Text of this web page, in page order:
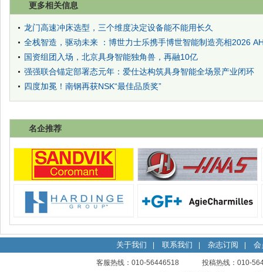
更多相关信息
龙门高速冲床选型，三个维度决定设备能不能用长久
全栈智造，驱动未来 ：博世力士乐携手博世智能制造亮相2026
国资组团入场，北京具身智能独角兽，再融10亿
强强联合锚定部署态元年：爱仕达构筑具身智能全场景产业闭环
四度加冕！南钢再获NSK“最佳品质奖”
名企推荐
关于我们 联系我们 杂志订阅 会
客服热线：010-56446518 投稿热线：